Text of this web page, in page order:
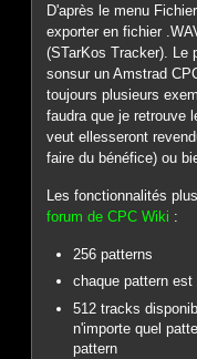
D'après le menu
exporter en fichier
(STarKos Tracker). Le
sonsur un Amstrad
toujours plusieurs
faudra que je retrouve
veut ellesseront
faire du bénéfice) ou
Les fonctionnalités
forum de CPC Wiki :
256 patterns
chaque pattern
512 tracks
n'importe quel
pattern